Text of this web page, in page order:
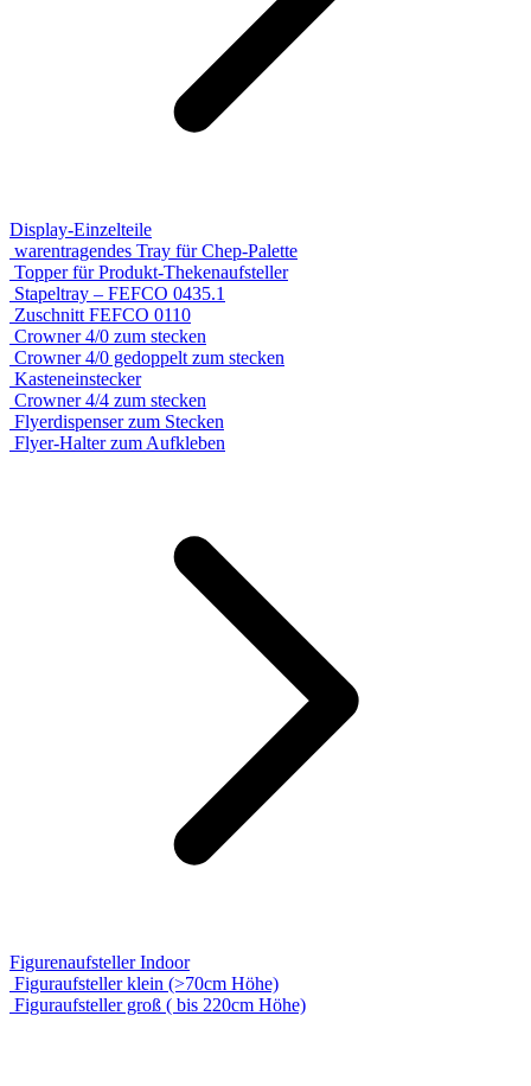
Display-Einzelteile
warentragendes Tray für Chep-Palette
Topper für Produkt-Thekenaufsteller
Stapeltray – FEFCO 0435.1
Zuschnitt FEFCO 0110
Crowner 4/0 zum stecken
Crowner 4/0 gedoppelt zum stecken
Kasteneinstecker
Crowner 4/4 zum stecken
Flyerdispenser zum Stecken
Flyer-Halter zum Aufkleben
Figurenaufsteller Indoor
Figuraufsteller klein (>70cm Höhe)
Figuraufsteller groß ( bis 220cm Höhe)